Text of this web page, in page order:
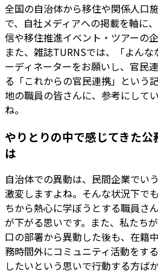
全国の自治体から移住や関係人口
で、自社メディアへの掲載を軸に
信や移住推進イベント・ツアーの
また、雑誌TURNSでは、「よん
ーディネーターをお願いし、官民
る「これからの官民連携」という
地の職員の皆さんに、参考にして
ね。
やりとりの中で感じてきた公
は
自治体での異動は、民間企業でい
激変しますよね。そんな状況下で
ちから熱心に学ぼうとする職員さ
が下がる思いです。また、私たち
口の部署から異動した後も、在籍
務時間外にコミュニティ活動をす
したいという思いで行動する方ば